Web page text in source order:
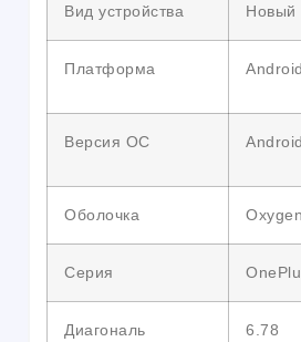
Вид устройства Новый
Платформа Android
Версия ОС
Оболочка
Серия
Диагональ
6.78